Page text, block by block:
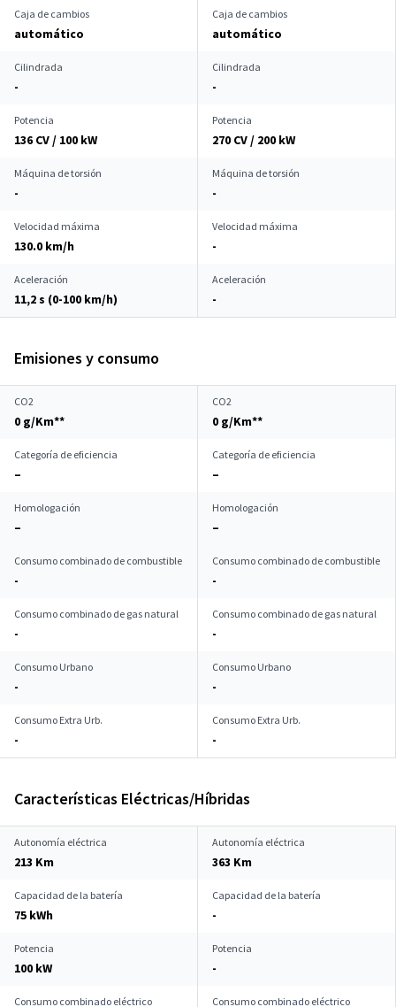
Caja de cambios
automático
Caja de cambios
automático
Cilindrada
-
Cilindrada
-
Potencia
136 CV / 100 kW
Potencia
270 CV / 200 kW
Máquina de torsión
-
Máquina de torsión
-
Velocidad máxima
130.0 km/h
Velocidad máxima
-
Aceleración
11,2 s (0-100 km/h)
Aceleración
-
Emisiones y consumo
CO2
0 g/Km**
CO2
0 g/Km**
Categoría de eficiencia
–
Categoría de eficiencia
–
Homologación
–
Homologación
–
Consumo combinado de combustible
-
Consumo combinado de combustible
-
Consumo combinado de gas natural
-
Consumo combinado de gas natural
-
Consumo Urbano
-
Consumo Urbano
-
Consumo Extra Urb.
-
Consumo Extra Urb.
-
Características Eléctricas/Híbridas
Autonomía eléctrica
213 Km
Autonomía eléctrica
363 Km
Capacidad de la batería
75 kWh
Capacidad de la batería
-
Potencia
100 kW
Potencia
-
Consumo combinado eléctrico Consumo combinado eléctrico